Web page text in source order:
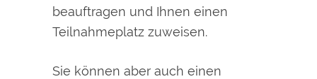
beauftragen und Ihnen einen
Teilnahmeplatz zuweisen.
Sie können aber auch einen